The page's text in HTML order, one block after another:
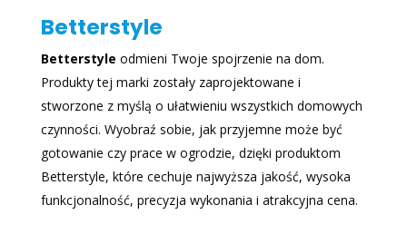
Betterstyle
Betterstyle odmieni Twoje spojrzenie na dom.
Produkty tej marki zostały zaprojektowane i
stworzone z myślą o ułatwieniu wszystkich domowych
czynności. Wyobraź sobie, jak przyjemne może być
gotowanie czy prace w ogrodzie, dzięki produktom
Betterstyle, które cechuje najwyższa jakość, wysoka
funkcjonalność, precyzja wykonania i atrakcyjna cena.